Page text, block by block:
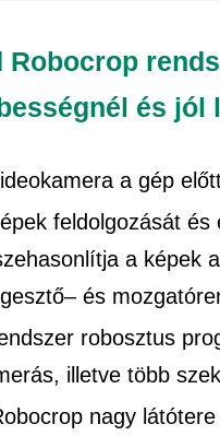
Robocrop
és
a gép
feldolgozását
a képek
és
robosztus
illetve több
nagy